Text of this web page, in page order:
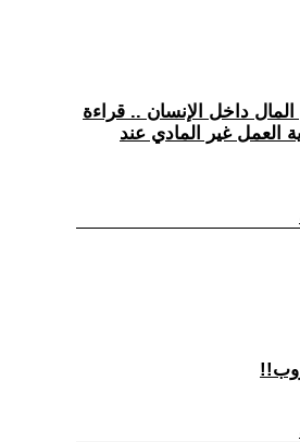
داخل الإنسان .. قراءة
العمل غير المادي عند